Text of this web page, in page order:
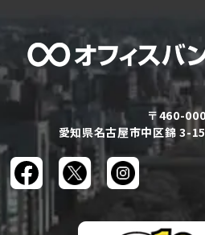
〒460-
愛知県名古屋市中区錦 3-